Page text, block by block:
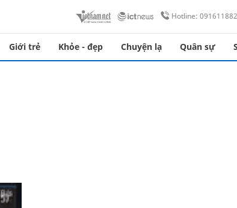
Hotline:
Giới trẻ Khỏe - đẹp Chuyện lạ Quân sự